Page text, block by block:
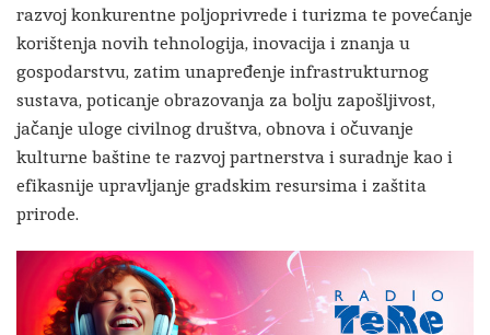
razvoj konkurentne poljoprivrede i turizma te povećanje
korištenja novih tehnologija, inovacija i znanja u
gospodarstvu, zatim unapređenje infrastrukturnog
sustava, poticanje obrazovanja za bolju zapošljivost,
jačanje uloge civilnog društva, obnova i očuvanje
kulturne baštine te razvoj partnerstva i suradnje kao i
efikasnije upravljanje gradskim resursima i zaštita
prirode.